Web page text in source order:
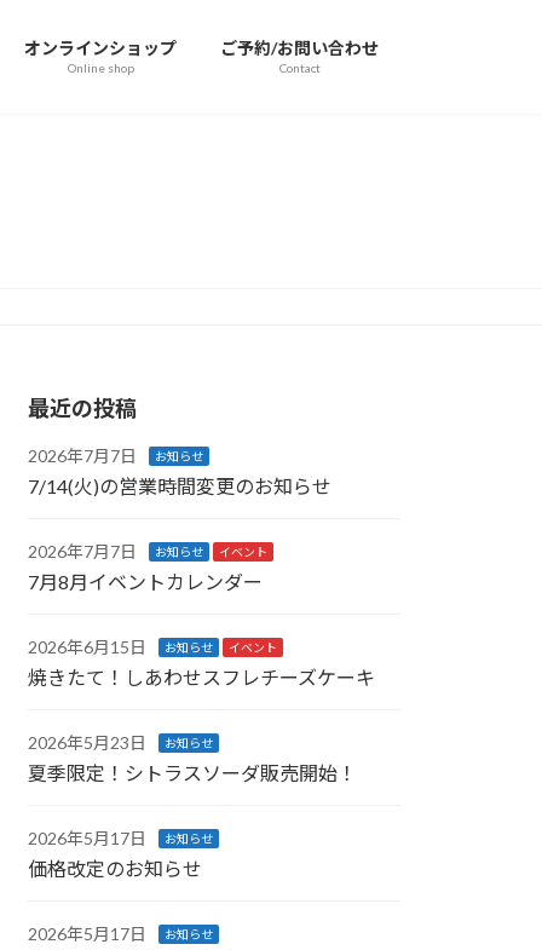
オンラインショップ
Online shop
ご予約/お問い合わせ
Contact
最近の投稿
2026年7月7日 お知らせ
7/14(火)の営業時間変更のお知らせ
2026年7月7日 お知らせ イベント
7月8月イベントカレンダー
2026年6月15日 お知らせ イベント
焼きたて！しあわせスフレチーズケーキ
2026年5月23日 お知らせ
夏季限定！シトラスソーダ販売開始！
2026年5月17日 お知らせ
価格改定のお知らせ
2026年5月17日 お知らせ